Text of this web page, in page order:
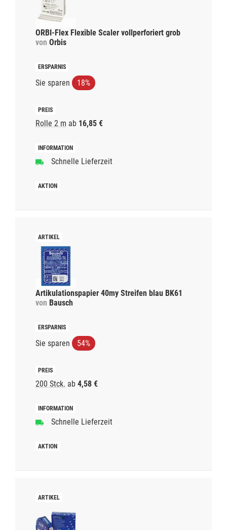
ORBI-Flex Flexible Scaler vollperforiert grob
von Orbis
Sie sparen 18%
Rolle 2 m ab 16,85 €
Schnelle Lieferzeit
Artikulationspapier 40my Streifen blau BK61
von Bausch
Sie sparen 54%
200 Stck. ab 4,58 €
Schnelle Lieferzeit